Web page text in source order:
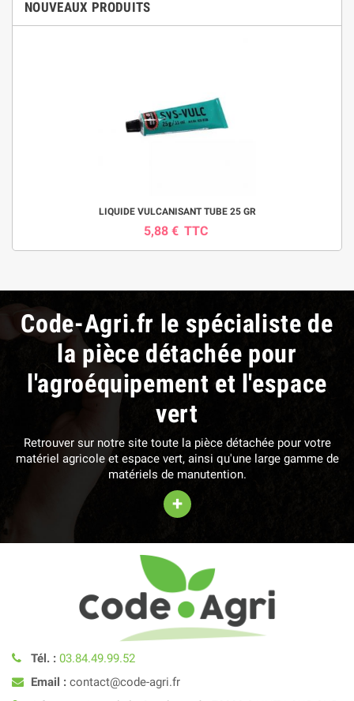
NOUVEAUX PRODUITS
LIQUIDE VULCANISANT TUBE 25 GR
5,88 € TTC
Code-Agri.fr le spécialiste de
la pièce détachée pour
l'agroéquipement et l'espace
vert
Retrouver sur notre site toute la pièce détachée pour votre
matériel agricole et espace vert, ainsi qu'une large gamme de
matériels de manutention.
+
Tél. : 03.84.49.99.52
Email : contact@code-agri.fr